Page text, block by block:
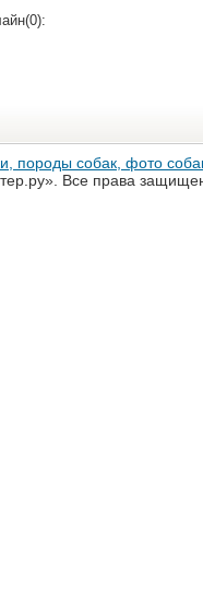
породы собак, фото
Все права